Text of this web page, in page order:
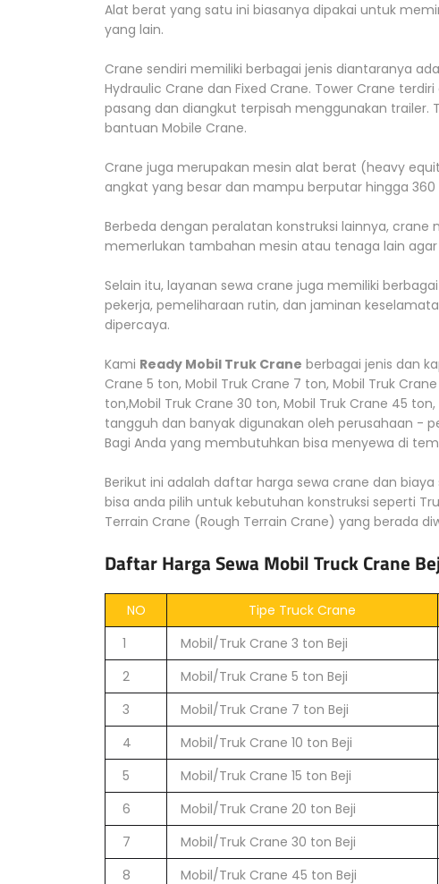
Alat berat yang satu ini biasanya dipakai untuk
yang lain.
Crane sendiri memiliki berbagai jenis diantaranya
Hydraulic Crane dan Fixed Crane. Tower Crane
pasang dan diangkut terpisah menggunakan trailer.
bantuan Mobile Crane.
Crane juga merupakan mesin alat berat (heavy
angkat yang besar dan mampu berputar hingga
Berbeda dengan peralatan konstruksi lainnya,
memerlukan tambahan mesin atau tenaga lain agar
Selain itu, layanan sewa crane juga memiliki
pekerja, pemeliharaan rutin, dan jaminan
dipercaya.
Kami Ready Mobil Truk Crane berbagai jenis dan
Crane 5 ton, Mobil Truk Crane 7 ton, Mobil Truk
ton,Mobil Truk Crane 30 ton, Mobil Truk Crane 45
tangguh dan banyak digunakan oleh perusahaan -
Bagi Anda yang membutuhkan bisa menyewa di
Berikut ini adalah daftar harga sewa crane dan
bisa anda pilih untuk kebutuhan konstruksi seperti
Terrain Crane (Rough Terrain Crane) yang berada
Daftar Harga Sewa Mobil Truck Crane
NO Tipe Truck Crane
1
Mobil/Truk Crane 3 ton Beji
2
Mobil/Truk Crane 5 ton Beji
3
Mobil/Truk Crane 7 ton Beji
4
Mobil/Truk Crane 10 ton Beji
5
Mobil/Truk Crane 15 ton Beji
6
Mobil/Truk Crane 20 ton Beji
7
Mobil/Truk Crane 30 ton Beji
8
Mobil/Truk Crane 45 ton Beji